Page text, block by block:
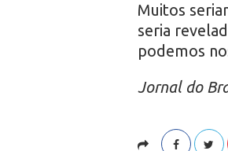
Muitos
seria
podemos
Jornal do